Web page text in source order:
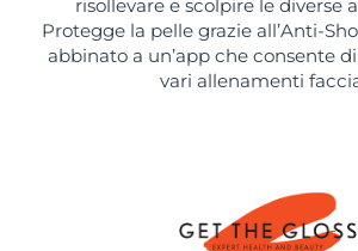
risollevare e scolpire le diverse
Protegge la pelle grazie all’Anti-
abbinato a un’app che consente
vari allenamenti